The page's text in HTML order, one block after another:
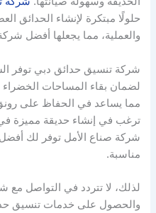
حلولًا مبتكرة لإنشاء الحدائق
والعملية، مما يجعلها أفضل
شركة تنسيق حدائق دبي توفر
لضمان بقاء المساحات الخضراء
مما يساعد في الحفاظ على
ترغب في إنشاء حديقة مميزة
شركة صناع الأمل توفر لك أفضل
مناسبة.
لذلك، لا تتردد في التواصل مع
والحصول على خدمات تنسيق